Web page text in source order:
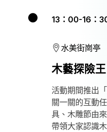
13：00-16：
水美街崗亭
木藝探險
活動期間推出
關一關的互動
具、木雕節由
帶領大家認識